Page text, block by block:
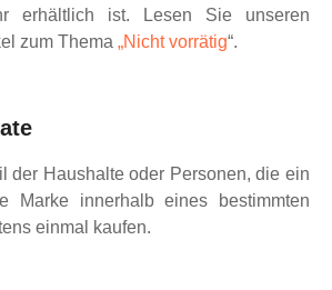
erhältlich ist. Lesen Sie unseren
zum Thema „Nicht vorrätig“.
der Haushalte oder Personen, die ein
Marke innerhalb eines bestimmten
einmal kaufen.